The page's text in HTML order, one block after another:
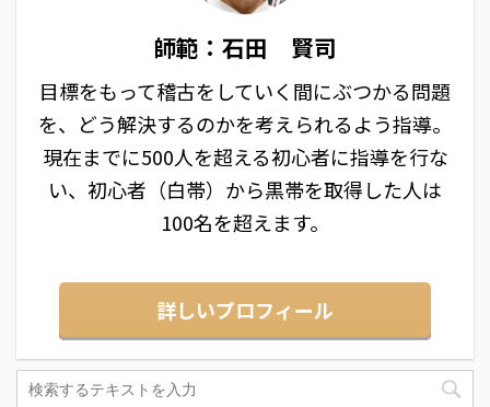
師範：石田 賢司
目標をもって稽古をしていく間にぶつかる問題
を、どう解決するのかを考えられるよう指導。
現在までに500人を超える初心者に指導を行な
い、初心者（白帯）から黒帯を取得した人は
100名を超えます。
詳しいプロフィール